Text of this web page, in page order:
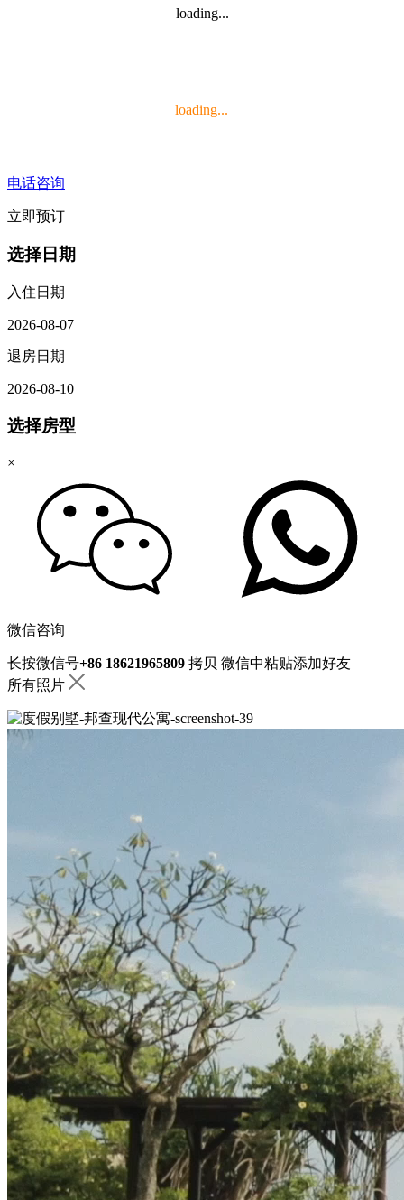
loading...
loading...
电话咨询
立即预订
选择日期
入住日期
2026-08-07
退房日期
2026-08-10
选择房型
×
微信咨询
长按微信号+86 18621965809 拷贝 微信中粘贴添加好友
所有照片